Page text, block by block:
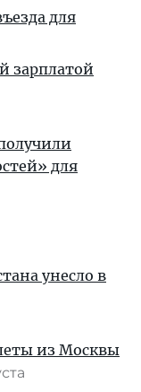
для
зарплатой
для
унесло в
из Москвы